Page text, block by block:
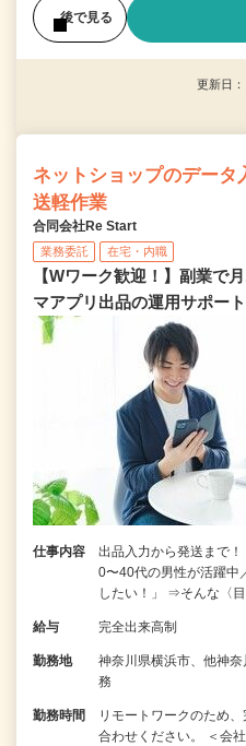
後で見る
更新日
ネットショップのデータ
送軽作業
合同会社Re Start
業務委託 在宅・内職
【Wワーク歓迎！】副業で
マアプリ出品の運用サポー
仕事内容
出品入力から発送まで
0〜40代の男性が活躍中
したい！」 ⇒そんな〈
給与 完全出来高制
勤務地
神奈川県横浜市、他神
務
勤務時間
リモートワークのため
合わせください。 ＜会